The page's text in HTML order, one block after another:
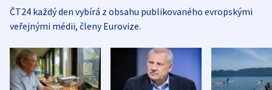
ČT24 každý den vybírá z obsahu publikovaného evropskými
veřejnými médii, členy Eurovize.